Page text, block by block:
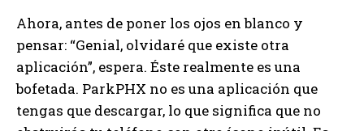
Ahora, antes de poner los ojos en blanco y
pensar: “Genial, olvidaré que existe otra
aplicación”, espera. Éste realmente es una
bofetada. ParkPHX no es una aplicación que
tengas que descargar, lo que significa que no